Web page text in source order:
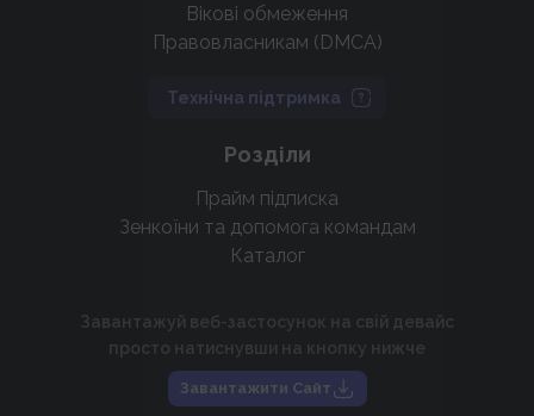
Вікові обмеження
Правовласникам (DMCA)
Технічна підтримка
Розділи
Прайм підписка
Зенкоїни та допомога командам
Каталог
Завантажуй веб-застосунок на свій девайс
просто натиснувши на кнопку нижче
Завантажити Сайт